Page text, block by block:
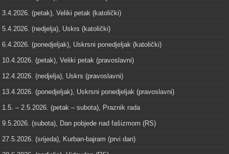
3.4.2026. (petak), Veliki petak (katolički)
5.4.2026. (nedjelja), Uskrs (katolički)
6.4.2026. (ponedjeljak), Uskrsni ponedjeljak (katolički)
10.4.2026. (petak), Veliki petak (pravoslavni)
12.4.2026. (nedjelja), Uskrs (pravoslavni)
13.4.2026. (ponedjeljak), Uskrsni ponedjeljak (pravoslavni)
1.5. – 2.5.2026. (petak – subota), Praznik rada
9.5.2026. (subota), Dan pobjede nad fašizmom (RS)
27.5.2026. (srijeda), Kurban-bajram (prvi dan)